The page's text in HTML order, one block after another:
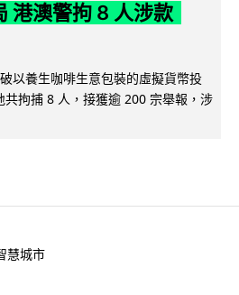
港澳警拘 8 人涉款
以養生咖啡生意包裝的虛擬貨幣投
拘捕 8 人，接獲逾 200 宗舉報，涉
慧城市